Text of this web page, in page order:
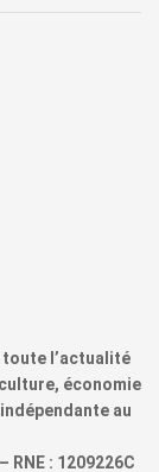
l’actualité
économie
au
: 1209226C